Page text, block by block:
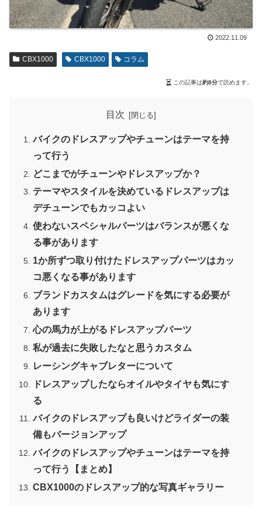
2022.11.09
CBX1000 CBX1000 コラム
この記事は約8分で読めます。
目次
バイクのドレスアップやチューンはテーマを持
って行う
どこまでがチューンやドレスアップか？
テーマやスタイルを決めているドレスアップは
デチューンでもカッコよい
使わないスペシャルパーツはバランスが悪くな
る事があります
1か所ずつ取り付けたドレスアップパーツはカッ
コ悪くなる事があります
ブランドカスタムはグレードを気にする必要が
あります
心の馬力が上がるドレスアップパーツ
私が過去に失敗したなと思うカスタム
レーシングキャブレターについて
ドレスアップしたならオイルやタイヤも気にす
る
バイクのドレスアップも良いけどライダーの装
備もバージョンアップ
バイクのドレスアップやチューンはテーマを持
って行う【まとめ】
CBX1000のドレスアップ的な写真ギャラリー